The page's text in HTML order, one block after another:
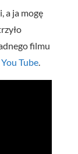
a ja mogę
filmu
Tube.